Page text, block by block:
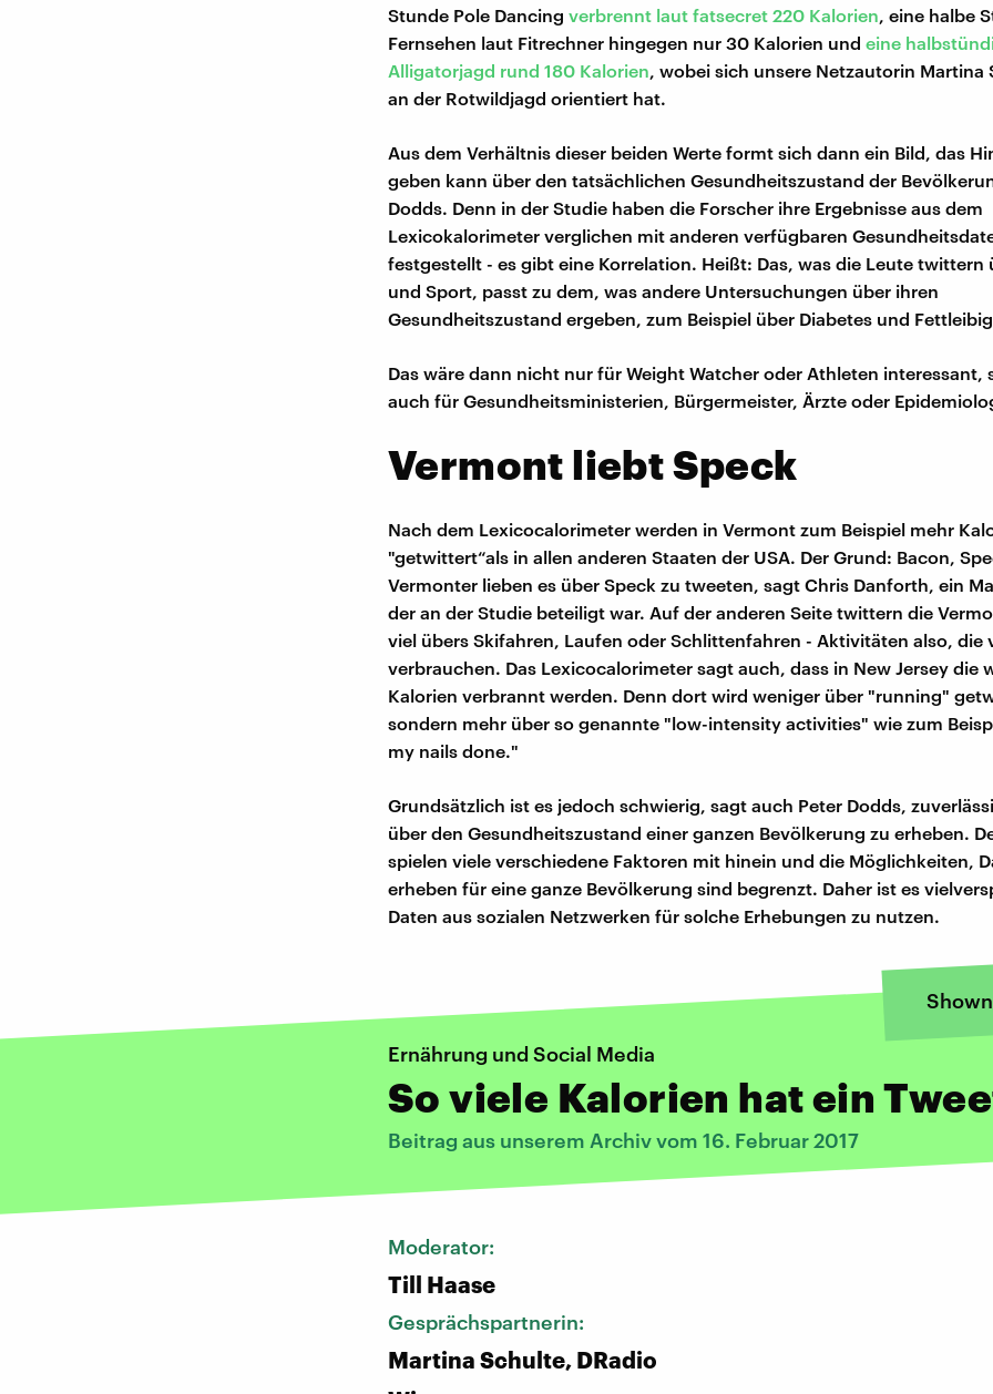
Stunde Pole Dancing verbrennt laut fatsecret 220 Kalorien, eine halbe
Fernsehen laut Fitrechner hingegen nur 30 Kalorien und eine
Alligatorjagd rund 180 Kalorien, wobei sich unsere Netzautorin Martina
an der Rotwildjagd orientiert hat.
Aus dem Verhältnis dieser beiden Werte formt sich dann ein Bild, das
geben kann über den tatsächlichen Gesundheitszustand der
Dodds. Denn in der Studie haben die Forscher ihre Ergebnisse aus dem
Lexicokalorimeter verglichen mit anderen verfügbaren
festgestellt - es gibt eine Korrelation. Heißt: Das, was die Leute twittern
und Sport, passt zu dem, was andere Untersuchungen über ihren
Gesundheitszustand ergeben, zum Beispiel über Diabetes und
Das wäre dann nicht nur für Weight Watcher oder Athleten interessant,
auch für Gesundheitsministerien, Bürgermeister, Ärzte oder
Vermont liebt Speck
Nach dem Lexicocalorimeter werden in Vermont zum Beispiel mehr
"getwittert“als in allen anderen Staaten der USA. Der Grund: Bacon,
Vermonter lieben es über Speck zu tweeten, sagt Chris Danforth, ein
der an der Studie beteiligt war. Auf der anderen Seite twittern die
viel übers Skifahren, Laufen oder Schlittenfahren - Aktivitäten also, die
verbrauchen. Das Lexicocalorimeter sagt auch, dass in New Jersey die
Kalorien verbrannt werden. Denn dort wird weniger über "running"
sondern mehr über so genannte "low-intensity activities" wie zum
my nails done."
Grundsätzlich ist es jedoch schwierig, sagt auch Peter Dodds,
über den Gesundheitszustand einer ganzen Bevölkerung zu erheben.
spielen viele verschiedene Faktoren mit hinein und die Möglichkeiten,
erheben für eine ganze Bevölkerung sind begrenzt. Daher ist es
Daten aus sozialen Netzwerken für solche Erhebungen zu nutzen.
Ernährung und Social Media
So viele Kalorien hat ein
Beitrag aus unserem Archiv vom 16. Februar 2017
Moderator:
Till Haase
Gesprächspartnerin:
Martina Schulte, DRadio